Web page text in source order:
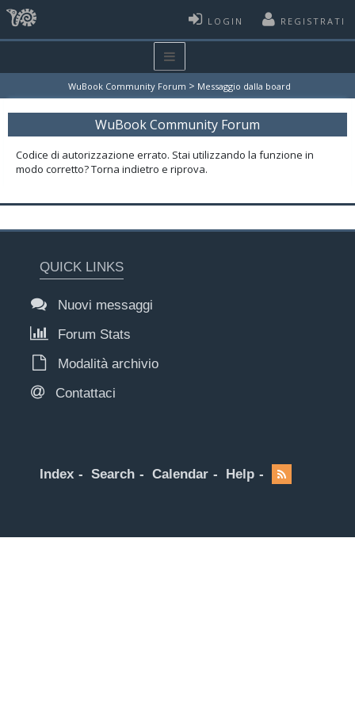
LOGIN REGISTRATI
WuBook Community Forum > Messaggio dalla board
WuBook Community Forum
Codice di autorizzazione errato. Stai utilizzando la funzione in
modo corretto? Torna indietro e riprova.
QUICK LINKS
Nuovi messaggi
Forum Stats
Modalità archivio
Contattaci
Index Search Calendar Help